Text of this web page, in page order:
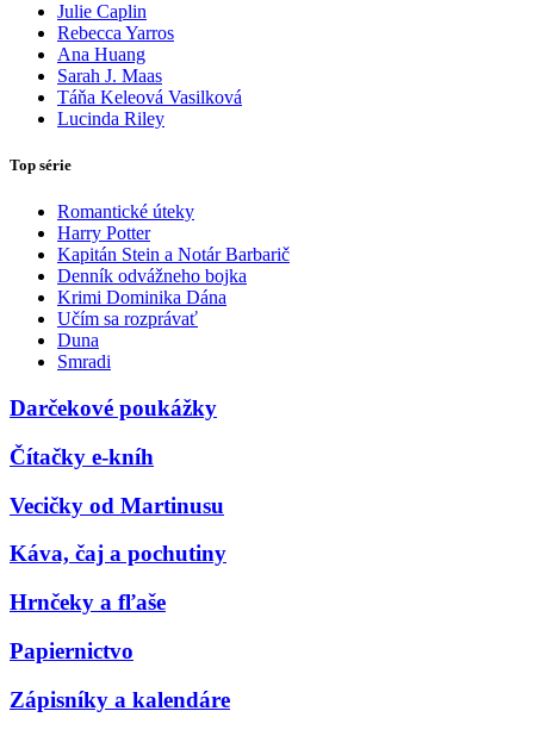
Julie Caplin
Rebecca Yarros
Ana Huang
Sarah J. Maas
Táňa Keleová Vasilková
Lucinda Riley
Top série
Romantické úteky
Harry Potter
Kapitán Stein a Notár Barbarič
Denník odvážneho bojka
Krimi Dominika Dána
Učím sa rozprávať
Duna
Smradi
Darčekové poukážky
Čítačky e-kníh
Vecičky od Martinusu
Káva, čaj a pochutiny
Hrnčeky a fľaše
Papiernictvo
Zápisníky a kalendáre